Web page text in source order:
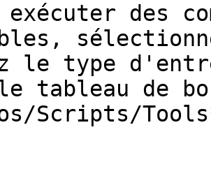
exécuter des
le type
tableau de
Scripts/